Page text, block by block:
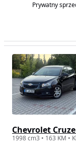
Prywatny
Chevrolet